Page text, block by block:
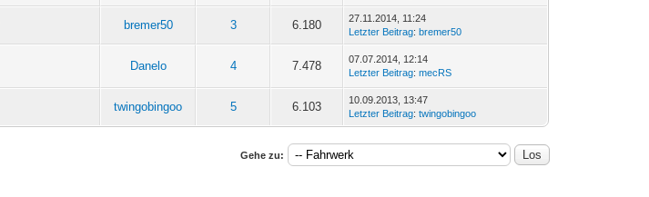
bremer50 3 6.180
27.11.2014, 11:24
Letzter Beitrag:bremer50
Danelo 4 7.478
07.07.2014, 12:14
Letzter Beitrag:mecRS
twingobingoo 5 6.103
10.09.2013, 13:47
Letzter Beitrag:twingobingoo
Gehe zu: